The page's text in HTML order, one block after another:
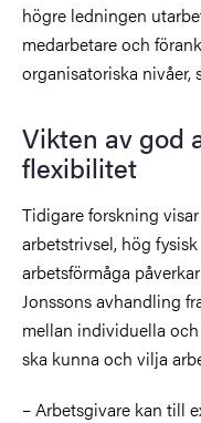
högre ledningen
medarbetare och
organisatoriska nivåer,
Vikten av god
flexibilitet
Tidigare forskning
arbetstrivsel, hög
arbetsförmåga
Jonssons avhandling
mellan individuella
ska kunna och vilja
– Arbetsgivare kan till